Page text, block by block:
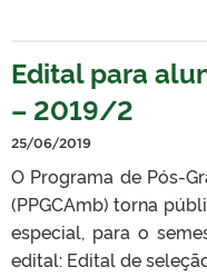
Edital para
– 2019/2
25/06/2019
O Programa de Pós-
(PPGCAmb) torna
especial, para o
edital: Edital de